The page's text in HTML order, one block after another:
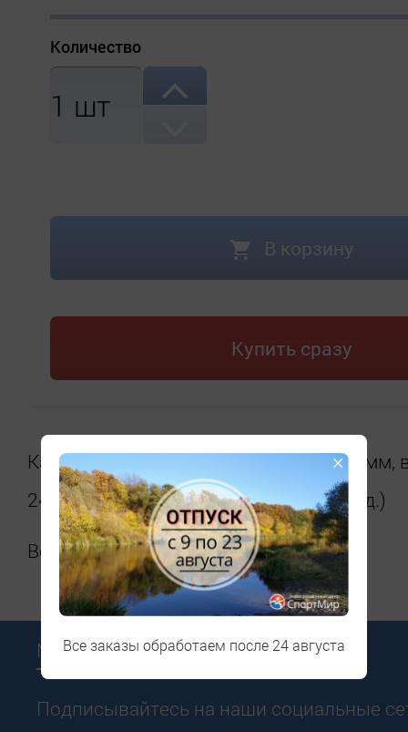
Количество
1 шт
В корзину
Купить сразу
Каретка Pressfit, внешний диаметр 46мм,
24мм (для Shimano, FSA, Prowheel и т.д.)
Вес 114г.
Мы в соцсетях
Подписывайтесь на наши социальные
×
Все заказы обработаем после 24 августа